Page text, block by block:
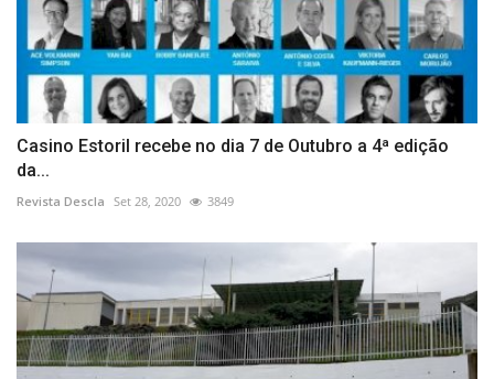
Casino Estoril recebe no dia 7 de Outubro a 4ª edição
da...
Revista Descla Set 28, 2020 3849